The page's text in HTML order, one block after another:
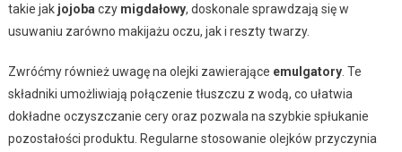
takie jak jojoba czy migdałowy, doskonale sprawdzają się w
usuwaniu zarówno makijażu oczu, jak i reszty twarzy.
Zwróćmy również uwagę na olejki zawierające emulgatory. Te
składniki umożliwiają połączenie tłuszczu z wodą, co ułatwia
dokładne oczyszczanie cery oraz pozwala na szybkie spłukanie
pozostałości produktu. Regularne stosowanie olejków przyczynia